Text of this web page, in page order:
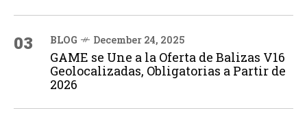
03 BLOG December 24, 2025
GAME se Une a la Oferta de Balizas V16
Geolocalizadas, Obligatorias a Partir de
2026